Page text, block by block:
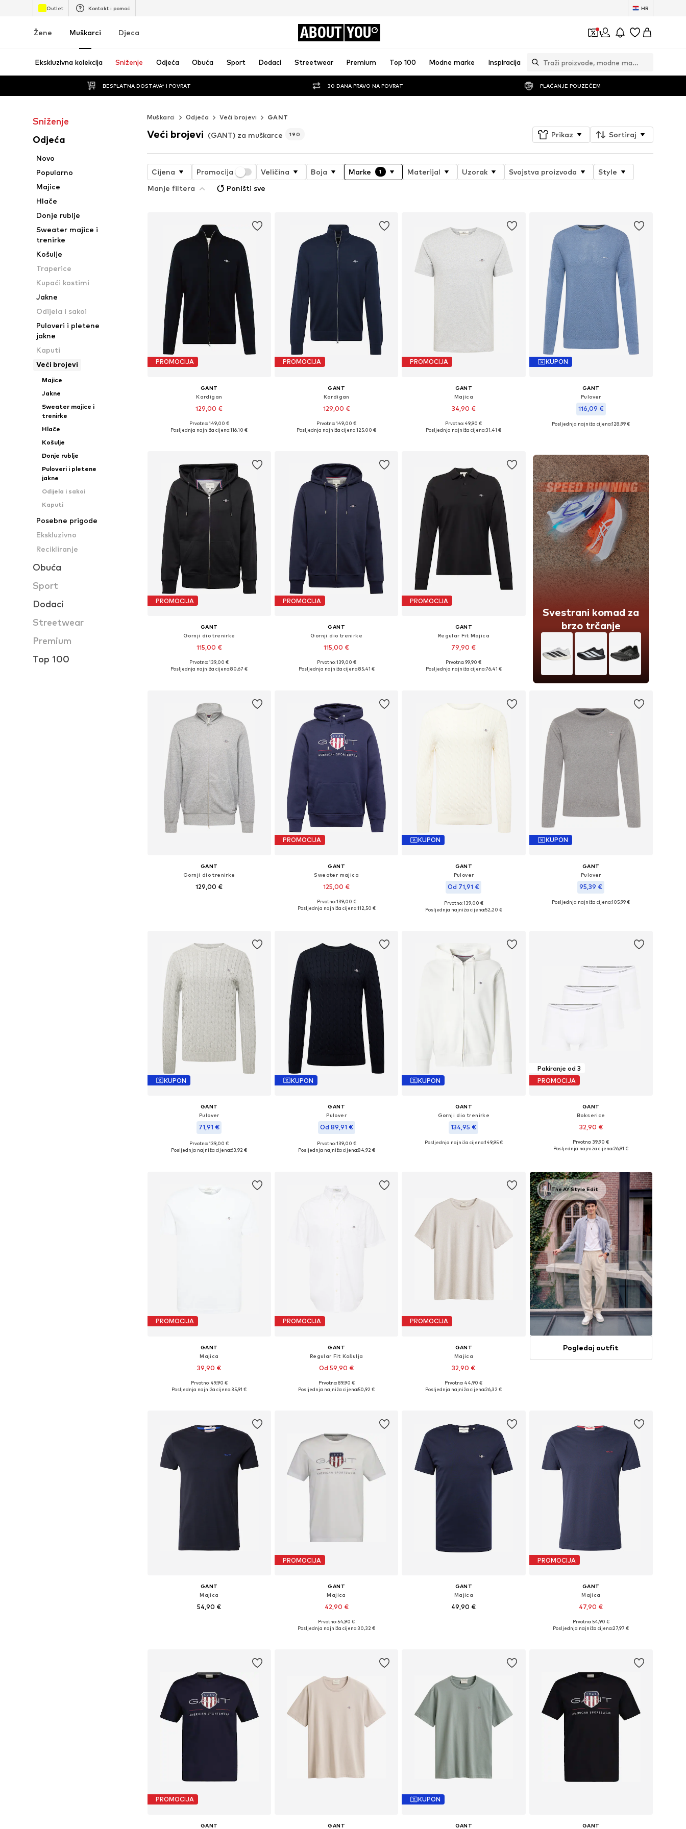
Outlet Kontakt i pomoć HR
Žene Muškarci Djeca ABOUT YOU 1
Ekskluzivna kolekcija Sniženje Odjeća Obuća Sport Dodaci Streetwear Premium Top 100 Modne marke Inspiracija
BESPLATNA DOSTAVA* I POVRAT 30 DANA PRAVO NA POVRAT PLAĆANJE POUZEĆEM
Sniženje
Odjeća
Novo
Popularno
Majice
Hlače
Donje rublje
Sweater majice i
trenirke
Košulje
Traperice
Kupaći kostimi
Jakne
Odijela i sakoi
Puloveri i pletene
jakne
Kaputi
Veći brojevi
Majice
Jakne
Sweater majice i
trenirke
Hlače
Košulje
Donje rublje
Puloveri i pletene
jakne
Odijela i sakoi
Kaputi
Posebne prigode
Ekskluzivno
Recikliranje
Obuća
Sport
Dodaci
Streetwear
Premium
Top 100
Muškarci Odjeća Veći brojevi GANT
Veći brojevi (GANT) za muškarce 190 Prikaz Sortiraj
Cijena Promocija Veličina Boja Marke 1 Materijal Uzorak Svojstva proizvoda
Style
Manje filtera
Poništi sve
PROMOCIJA
GANT
Kardigan
129,00 €
+2
Dostupne veličine: S, M, L, XL, XXL, XXXL
Prvotno: 149,00 €
Posljednja najniža cijena:116,10 €
PROMOCIJA
GANT
Kardigan
129,00 €
+2
Dostupne veličine: S, M, L, XL, XXL, XXXL
Prvotno: 149,00 €
Posljednja najniža cijena:125,00 €
PROMOCIJA
GANT
Majica
34,90 €
Dostupno u više veličina
Prvotno: 49,90 €
Posljednja najniža cijena:31,41 €
KUPON
GANT
Pulover
116,09 €
Dostupne veličine: XXXL, 4XL, 5XL
Posljednja najniža cijena:128,99 €
PROMOCIJA
GANT
Gornji dio trenirke
115,00 €
Dostupne veličine: S, M, L, XL, XXL, XXXL
Prvotno: 139,00 €
Posljednja najniža cijena:80,67 €
PROMOCIJA
GANT
Gornji dio trenirke
115,00 €
Dostupne veličine: S, M, L, XL, XXL, XXXL
Prvotno: 139,00 €
Posljednja najniža cijena:85,41 €
PROMOCIJA
GANT
Regular Fit Majica
79,90 €
Dostupno u više veličina
Prvotno: 99,90 €
Posljednja najniža cijena:76,41 €
Svestrani komad za
brzo trčanje
GANT
Gornji dio trenirke
129,00 €
PROMOCIJA
GANT
Sweater majica
125,00 €
Dostupno u više veličina
Prvotno: 139,00 €
Posljednja najniža cijena:112,50 €
KUPON
GANT
Pulover
Od 71,91 €
Dostupne veličine: XL, XXXL
Prvotno: 139,00 €
Posljednja najniža cijena:52,20 €
KUPON
GANT
Pulover
95,39 €
Dostupne veličine: XXXL
Posljednja najniža cijena:105,99 €
KUPON
GANT
Pulover
71,91 €
Dostupne veličine: XXXL
Prvotno: 139,00 €
Posljednja najniža cijena:63,92 €
KUPON
GANT
Pulover
Od 89,91 €
Dostupne veličine: XL, XXXL
Prvotno: 139,00 €
Posljednja najniža cijena:84,92 €
KUPON
GANT
Gornji dio trenirke
134,95 €
Dostupne veličine: M, XL, XXL, 4XL, 5XL
Posljednja najniža cijena:149,95 €
Pakiranje od 3
PROMOCIJA
GANT
Bokserice
32,90 €
+ 2
Dostupne veličine: XL, XXL
Prvotno: 39,90 €
Posljednja najniža cijena:26,91 €
PROMOCIJA
GANT
Majica
39,90 €
Dostupne veličine: XXL
Prvotno: 49,90 €
Posljednja najniža cijena:35,91 €
PROMOCIJA
GANT
Regular Fit Košulja
Od 59,90 €
Dostupne veličine: S, L, XXL
Prvotno: 89,90 €
Posljednja najniža cijena:50,92 €
PROMOCIJA
GANT
Majica
32,90 €
+8
Dostupne veličine: S, M, L, XL, XXL
Prvotno: 44,90 €
Posljednja najniža cijena:26,32 €
The AY Style Edit
Pogledaj outfit
GANT
Majica
54,90 €
PROMOCIJA
GANT
Majica
42,90 €
+ 1
Dostupne veličine: S, M, L, XL, XXL
Prvotno: 54,90 €
Posljednja najniža cijena:30,32 €
GANT
Majica
49,90 €
PROMOCIJA
GANT
Majica
47,90 €
+ 6
Dostupne veličine: M, L, XL, XXL
Prvotno: 54,90 €
Posljednja najniža cijena:27,97 €
PROMOCIJA
GANT GANT
KUPON
GANT GANT